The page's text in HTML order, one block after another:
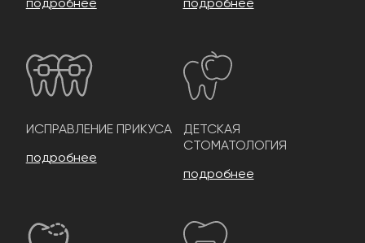
подробнее подробнее
ИСПРАВЛЕНИЕ ПРИКУСА
подробнее
ДЕТСКАЯ
СТОМАТОЛОГИЯ
подробнее